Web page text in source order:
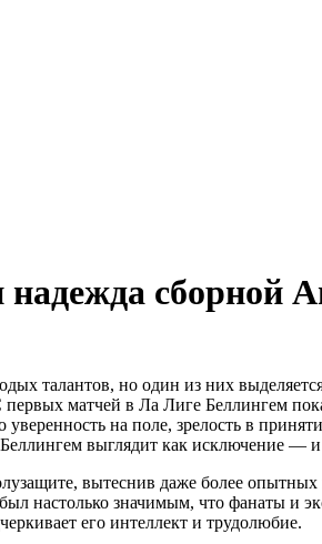
сборной
талантов, но один из них
матчей в Ла Лиге Беллингем
на поле, зрелость в
выглядит как исключение —
вытеснив даже более
настолько значимым, что фанаты и
его интеллект и трудолюбие.